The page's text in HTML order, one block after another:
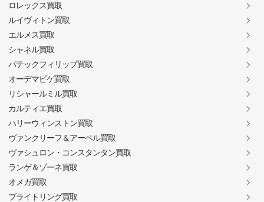
ロレックス買取
ルイヴィトン買取
エルメス買取
シャネル買取
パテックフィリップ買取
オーデマピゲ買取
リシャールミル買取
カルティエ買取
ハリーウィンストン買取
ヴァンクリーフ＆アーペル買取
ヴァシュロン・コンスタンタン買取
ランゲ＆ゾーネ買取
オメガ買取
ブライトリング買取